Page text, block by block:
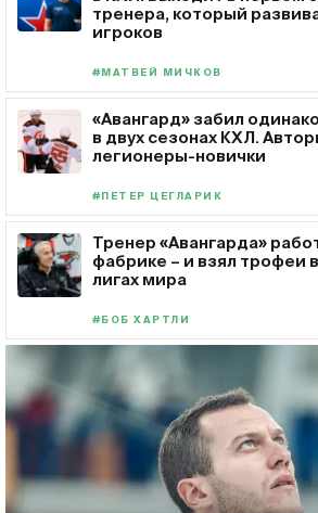
тренера, который
игроков
#МАТВЕЙ МИЧКОВ
«Авангард» забил
в двух сезонах КХЛ.
легионеры-новички
#ПЕТЕР ЦЕГЛАРИК
Тренер «Авангарда»
фабрике – и взял трофеи
лигах мира
#БОБ ХАРТЛИ